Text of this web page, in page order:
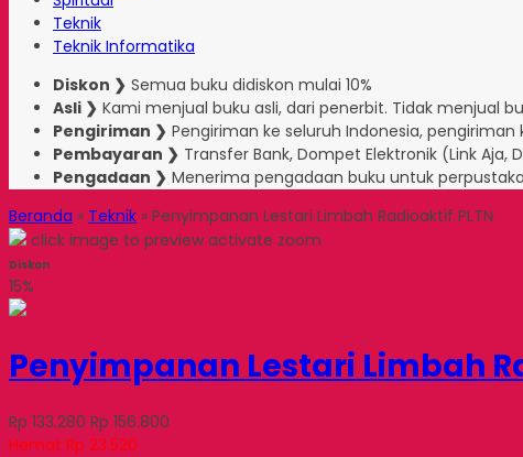
Teknik
Teknik Informatika
Diskon ❯ Semua buku didiskon mulai 10%
Asli ❯ Kami menjual buku asli, dari penerbit. Tidak menjual
Pengiriman ❯ Pengiriman ke seluruh Indonesia, pengiriman
Pembayaran ❯ Transfer Bank, Dompet Elektronik (Link Aja,
Pengadaan ❯ Menerima pengadaan buku untuk
Beranda » Teknik » Penyimpanan Lestari Limbah Radioaktif PLTN
click image to preview activate zoom
Diskon
15%
Penyimpanan Lestari Limbah
Rp 133.280 Rp 156.800
Hemat Rp 23.520